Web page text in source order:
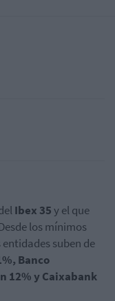
Ibex 35y el que
los mínimos
suben de
Banco
12% y Caixabank